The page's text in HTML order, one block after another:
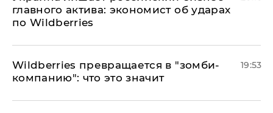
главного актива: экономист об ударах
по Wildberries
Wildberries превращается в "зомби-
компанию": что это значит
19:53